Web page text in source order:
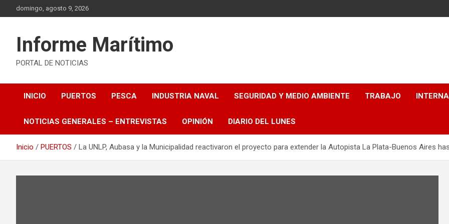
al
domingo, agosto 9, 2026
Informe Marítimo
PORTAL DE NOTICIAS
INICIO PUERTOS PESCA INDUSTRIA NAVAL SEGURIDAD Y MEDIO AMBIENTE TRABAJO
NOTICIAS GENERALES – ENTREVISTAS OPINIÓN DIARIO DEL LUNES
Inicio PUERTOS La UNLP, Aubasa y la Municipalidad reactivaron el proyecto para extender la Autopista La Plata-Buenos Aires